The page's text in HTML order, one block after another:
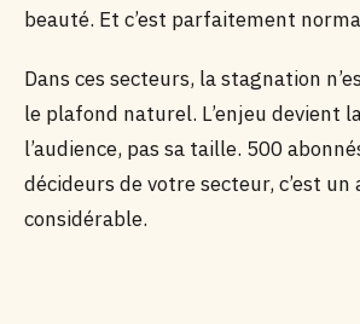
beauté. Et c’est parfaitement
Dans ces secteurs, la stagnation
le plafond naturel. L’enjeu devient
l’audience, pas sa taille. 500
décideurs de votre secteur, c’est
considérable.